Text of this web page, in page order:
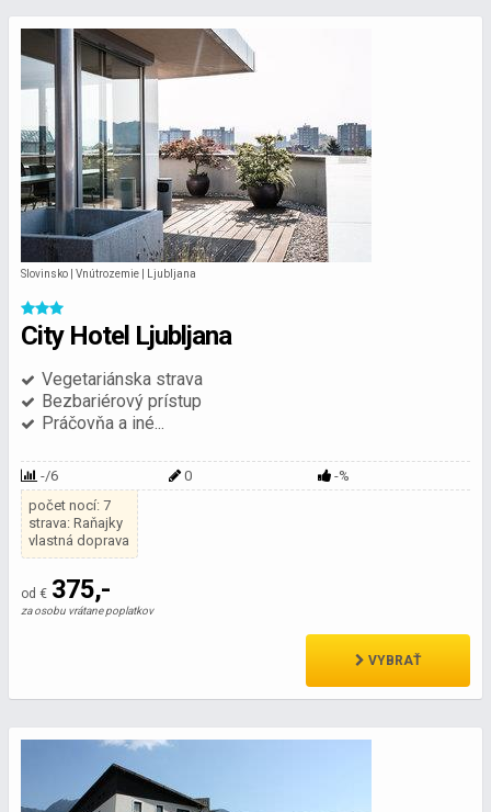
Slovinsko | Vnútrozemie | Ljubljana
City Hotel Ljubljana
Vegetariánska strava
Bezbariérový prístup
Práčovňa a iné...
-/6 0
-%
počet nocí: 7
strava: Raňajky
vlastná doprava
od € 375,-
za osobu vrátane poplatkov
VYBRAŤ